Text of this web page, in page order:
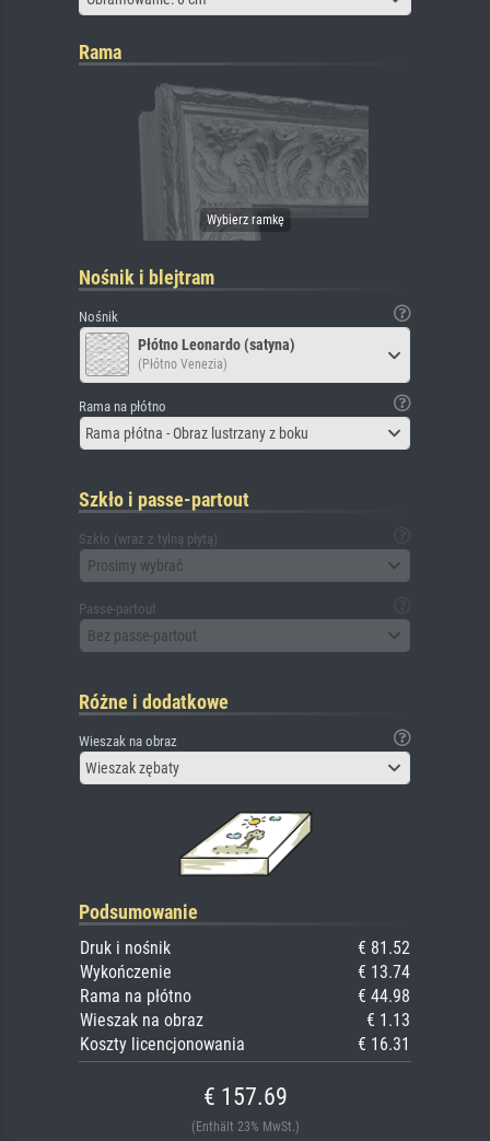
Rama
Nośnik i blejtram
Nośnik
Płótno Leonardo (satyna)
(Płótno Venezia)
Rama na płótno
Rama płótna - Obraz lustrzany z boku
Szkło i passe-partout
Szkło (wraz z tylną płytą)
Prosimy wybrać
Passe-partout
Bez passe-partout
Różne i dodatkowe
Wieszak na obraz
Wieszak zębaty
Podsumowanie
Druk i nośnik
€ 81.52
Wykończenie
€ 13.74
Rama na płótno
€ 44.98
Wieszak na obraz
€ 1.13
Koszty licencjonowania
€ 16.31
€ 157.69
(Enthält 23% MwSt.)